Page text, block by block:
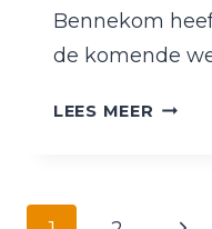
Bennekom
de komende
LEES MEER